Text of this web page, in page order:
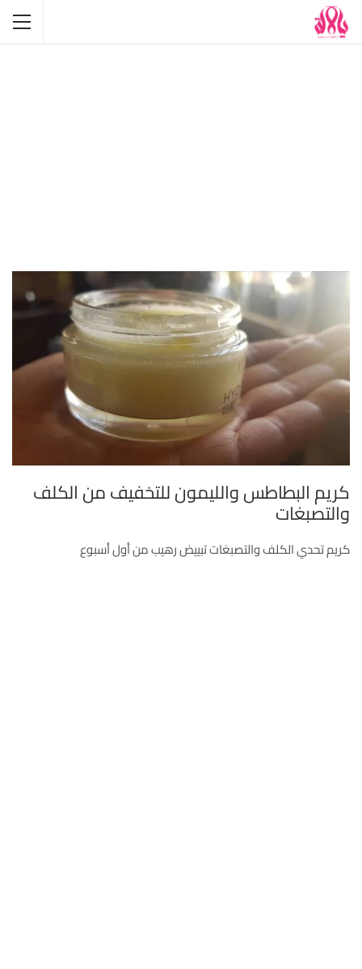
كريم البطاطس والليمون للتخفيف من الكلف
والتصبغات
كريم تحدي الكلف والتصبغات تبييض رهيب من أول أسبوع